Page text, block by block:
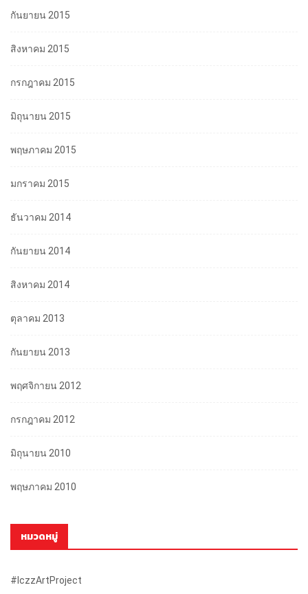
กันยายน 2015
สิงหาคม 2015
กรกฎาคม 2015
มิถุนายน 2015
พฤษภาคม 2015
มกราคม 2015
ธันวาคม 2014
กันยายน 2014
สิงหาคม 2014
ตุลาคม 2013
กันยายน 2013
พฤศจิกายน 2012
กรกฎาคม 2012
มิถุนายน 2010
พฤษภาคม 2010
หมวดหมู่
#iczzArtProject